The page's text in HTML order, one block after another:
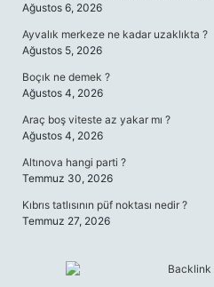
Ağustos 6, 2026
Ayvalık merkeze ne kadar uzaklıkta ?
Ağustos 5, 2026
Boçık ne demek ?
Ağustos 4, 2026
Araç boş viteste az yakar mı ?
Ağustos 4, 2026
Altınova hangi parti ?
Temmuz 30, 2026
Kıbrıs tatlısının püf noktası nedir ?
Temmuz 27, 2026